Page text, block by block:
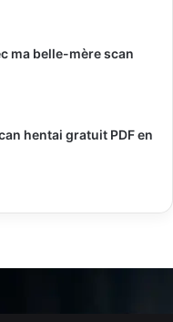
ma belle-mère scan
hentai gratuit PDF en